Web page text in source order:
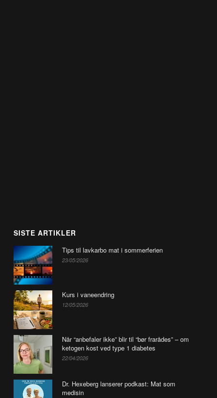
SISTE ARTIKLER
Tips til lavkarbo mat i sommerferien
23/05/2026
Kurs i vaneendring
12/05/2026
Når “anbefaler ikke” blir til “bør frarådes” – om
ketogen kost ved type 1 diabetes
22/04/2026
Dr. Hexeberg lanserer podkast: Mat som
medisin